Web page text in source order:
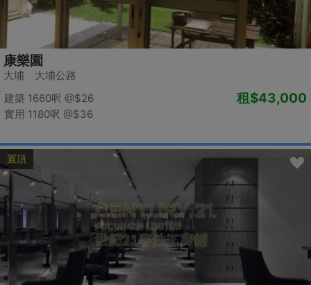
康樂園
大埔 大埔公路
建築 1660呎 @$26
實用 1180呎 @$36
租$43,000
置頂